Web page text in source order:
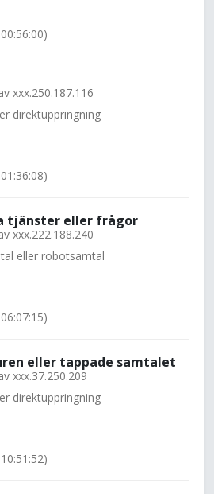
xxx.250.187.116
direktuppringning
tjänster eller frågor
xxx.222.188.240
eller robotsamtal
eller tappade samtalet
xxx.37.250.209
direktuppringning